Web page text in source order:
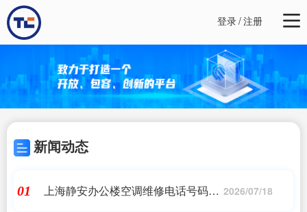
登录/注册
新闻动态
01
上海静安办公楼空调维修电话号码查 2026/07/18